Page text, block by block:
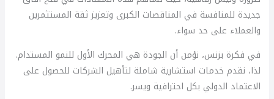
جديدة للمنافسة في المناقصات الكبرى وتعزيز ثقة المستثمرين
والعملاء على حد سواء.
في فكرة بزنس، نؤمن أن الجودة هي المحرك الأول للنمو المستدام.
لذا، نقدم خدمات استشارية شاملة لتأهيل الشركات للحصول على
الاعتماد الدولي بكل احترافية ويسر.